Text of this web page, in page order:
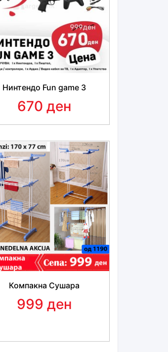
КУЈНАТА
Овој сецко ќе ја заврши
секунди!
сечила кои без никакви
какодомати, пиперки,
какоморкови, компири,
ќе распарчи сè!
Нинтендо Fun game 3
670 ден
Компакна Сушара
999 ден